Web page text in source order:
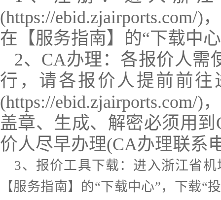
(https://ebid.zjairports.com/
在【服务指南】的“下载中
2、CA办理：各报价人需
行，请各报价人提前前
(https://ebid.zjairports.com/
盖章、生成、解密必须用
价人尽早办理(CA办理联系
3、报价工具下载：进入浙江省机
【服务指南】的“下载中心”，下载